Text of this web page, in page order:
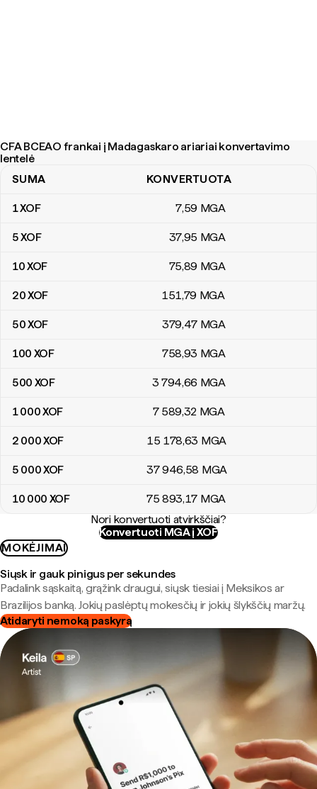
CFA BCEAO frankai į Madagaskaro ariariai konvertavimo
lentelė
CFA BCEAO frankai į Madagaskaro ariariai konvertavimo lentelė
SUMA KONVERTUOTA
1XOF 7,59 MGA
5XOF 37,95 MGA
10XOF 75,89 MGA
20XOF 151,79 MGA
50XOF 379,47 MGA
100 XOF 758,93 MGA
500 XOF 3 794,66 MGA
1 000XOF 7 589,32 MGA
2 000XOF 15 178,63 MGA
5 000XOF 37 946,58 MGA
10 000 XOF 75 893,17 MGA
Nori konvertuoti atvirkščiai?
Konvertuoti MGA į XOF
MOKĖJIMAI
Siųsk ir gauk pinigus per sekundes
Padalink sąskaitą, grąžink draugui, siųsk tiesiai į Meksikos ar
Brazilijos banką. Jokių paslėptų mokesčių ir jokių šlykščių maržų.
Atidaryti nemoką paskyrą